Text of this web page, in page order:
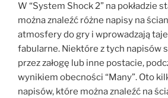
W “System Shock 2” na pokładzie
można znaleźć różne napisy na
atmosfery do gry i wprowadzają
fabularne. Niektóre z tych napisów
przez załogę lub inne postacie,
wynikiem obecności “Many”. Oto
napisów, które można znaleźć na